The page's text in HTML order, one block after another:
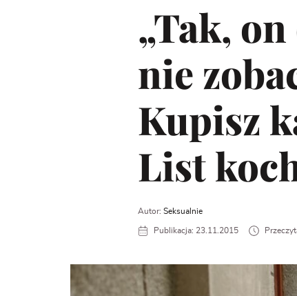
„Tak,
nie
Kupisz
List
Autor: Seksualnie
Publikacja: 23.11.2015